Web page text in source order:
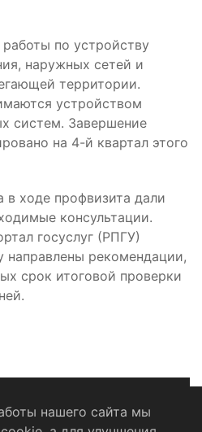
по устройству
наружных сетей и
территории.
устройством
систем. Завершение
на 4-й квартал этого
ходе профвизита дали
консультации.
госуслуг (РПГУ)
направлены рекомендации,
срок итоговой проверки
нашего сайта мы